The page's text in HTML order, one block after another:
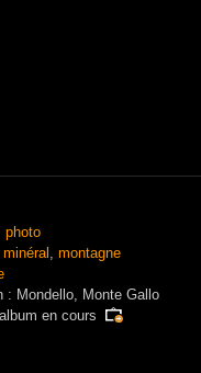
photo
minéral , montagne
: Mondello, Monte Gallo
en cours